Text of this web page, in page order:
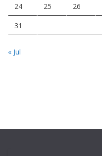
24 25 26
31
« Jul